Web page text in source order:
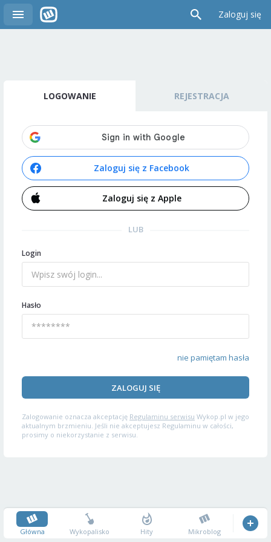
Zaloguj się
LOGOWANIE REJESTRACJA
Zaloguj się z Facebook
Zaloguj się z Apple
LUB
Login
Hasło
nie pamiętam hasła
ZALOGUJ SIĘ
Zalogowanie oznacza akceptację Regulaminu serwisu Wykop.pl w jego
aktualnym brzmieniu. Jeśli nie akceptujesz Regulaminu w całości,
prosimy o niekorzystanie z serwisu.
Główna Wykopalisko Hity Mikroblog